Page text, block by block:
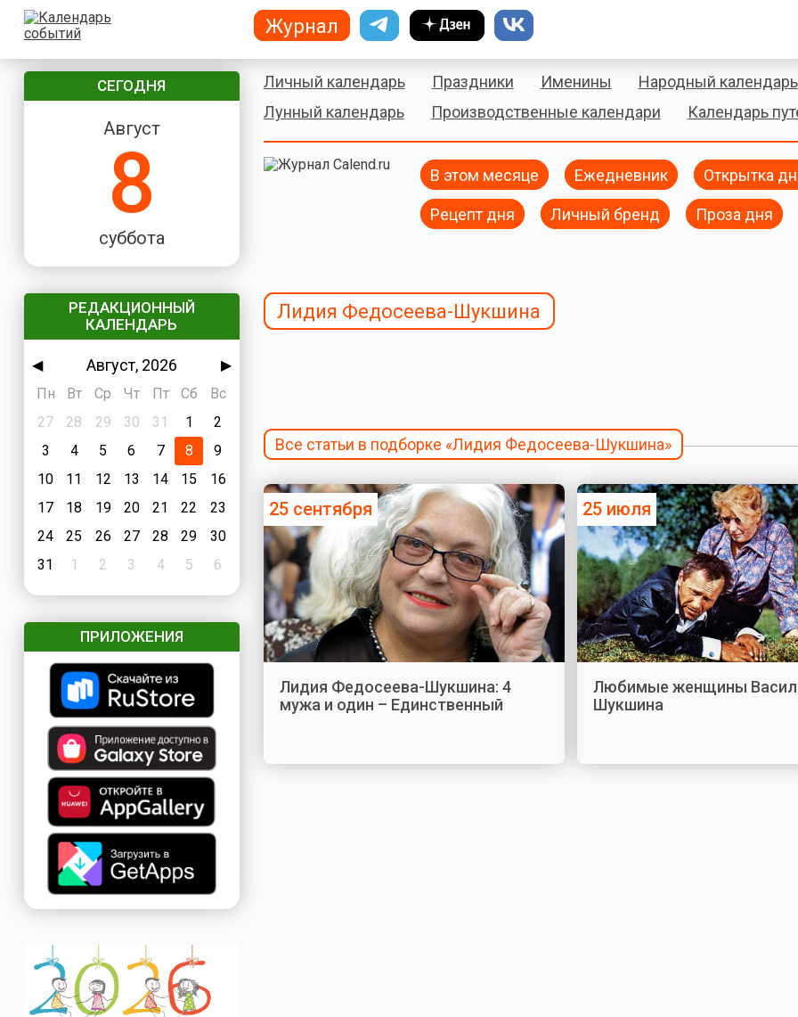
СЕГОДНЯ
Август
8
суббота
РЕДАКЦИОННЫЙ
КАЛЕНДАРЬ
◀ Август, 2026
▶
Пн
Вт Ср Чт Пт Сб
Вс
27
28 29 30 31 1
2
3
4 5 6 7 8
9
10
11 12 13 14 15
16
17
18 19 20 21 22
23
24
25 26 27 28 29
30
31
1 2 3 4 5 6
ПРИЛОЖЕНИЯ
Личный календарь Праздники Именины
Народный календарь
Лунный календарь
Производственные календари Календарь
В этом месяце Ежедневник Открытка
Рецепт дня Личный бренд Проза дня
Лидия Федосеева-Шукшина
Все статьи в подборке «Лидия Федосеева-Шукшина»
25 сентября
Лидия Федосеева-Шукшина: 4
мужа и один – Единственный
25 июля
Любимые женщины
Шукшина
Журнал